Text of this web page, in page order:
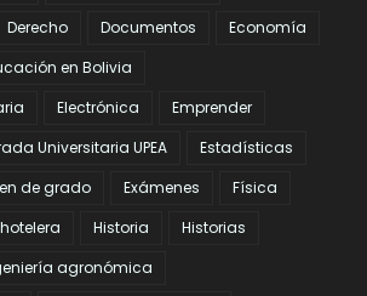
Derecho Documentos
Economía
en Bolivia
Electrónica
Emprender
Universitaria UPEA
Estadísticas
de grado Exámenes
Física
Historia
Historias
agronómica